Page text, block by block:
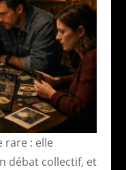
rare : elle
débat collectif, et